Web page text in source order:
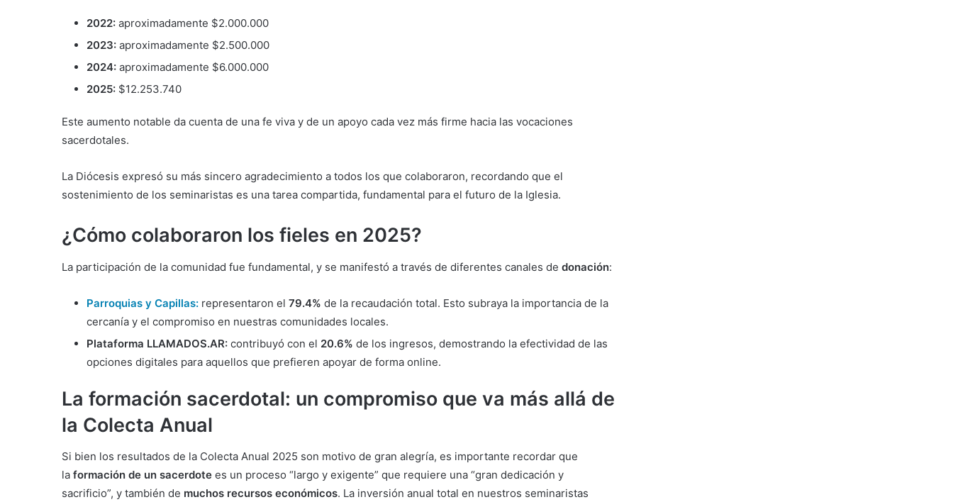
2022: aproximadamente $2.000.000
2023: aproximadamente $2.500.000
2024: aproximadamente $6.000.000
2025: $12.253.740
Este aumento notable da cuenta de una fe viva y de un apoyo cada vez más firme hacia las vocaciones
sacerdotales.
La Diócesis expresó su más sincero agradecimiento a todos los que colaboraron, recordando que el
sostenimiento de los seminaristas es una tarea compartida, fundamental para el futuro de la Iglesia.
¿Cómo colaboraron los fieles en 2025?
La participación de la comunidad fue fundamental, y se manifestó a través de diferentes canales de donación:
Parroquias y Capillas: representaron el 79.4% de la recaudación total. Esto subraya la importancia de la
cercanía y el compromiso en nuestras comunidades locales.
Plataforma LLAMADOS.AR: contribuyó con el 20.6% de los ingresos, demostrando la efectividad de las
opciones digitales para aquellos que prefieren apoyar de forma online.
La formación sacerdotal: un compromiso que va más allá de
la Colecta Anual
Si bien los resultados de la Colecta Anual 2025 son motivo de gran alegría, es importante recordar que
la formación de un sacerdote es un proceso “largo y exigente” que requiere una “gran dedicación y
sacrificio”, y también de muchos recursos económicos. La inversión anual total en nuestros seminaristas